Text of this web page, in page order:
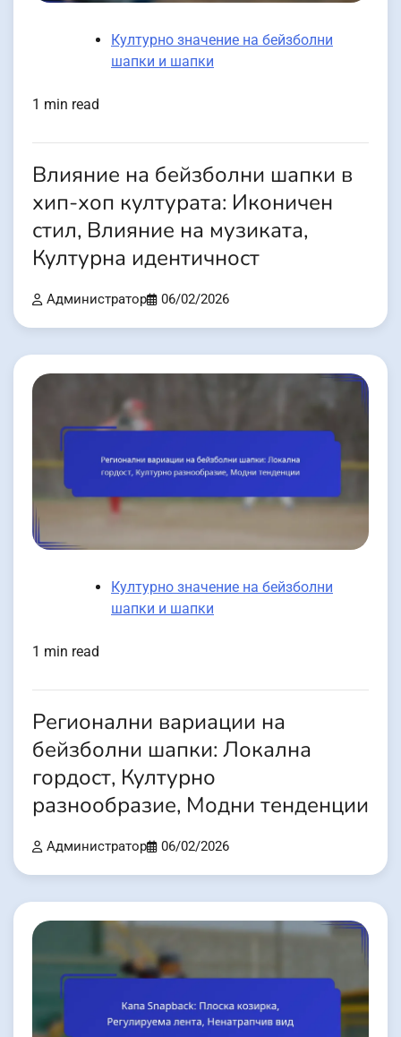
Културно значение на бейзболни
шапки и шапки
1 min read
Влияние на бейзболни шапки в
хип-хоп културата: Иконичен
стил, Влияние на музиката,
Културна идентичност
Администратор 06/02/2026
Културно значение на бейзболни
шапки и шапки
1 min read
Регионални вариации на
бейзболни шапки: Локална
гордост, Културно
разнообразие, Модни тенденции
Администратор 06/02/2026